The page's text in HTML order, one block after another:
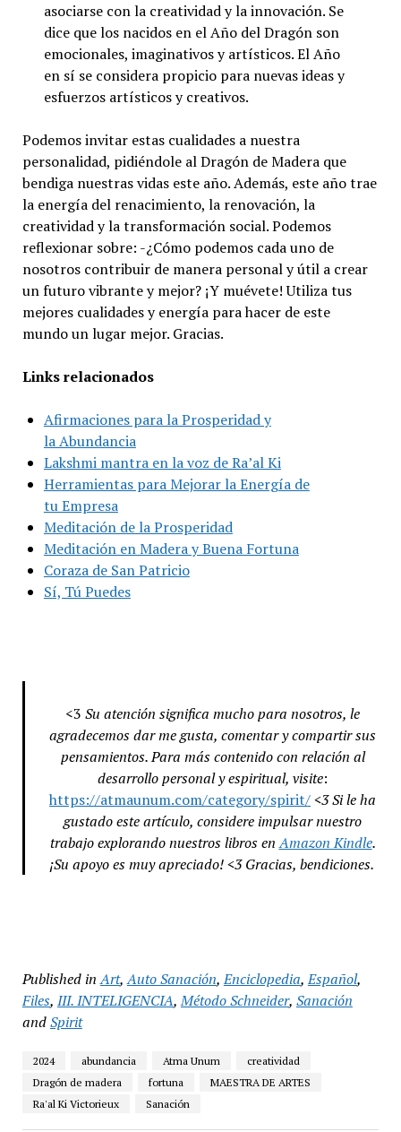
asociarse con la creatividad y la innovación. Se
dice que los nacidos en el Año del Dragón son
emocionales, imaginativos y artísticos. El Año
en sí se considera propicio para nuevas ideas y
esfuerzos artísticos y creativos.
Podemos invitar estas cualidades a nuestra
personalidad, pidiéndole al Dragón de Madera que
bendiga nuestras vidas este año. Además, este año trae
la energía del renacimiento, la renovación, la
creatividad y la transformación social. Podemos
reflexionar sobre: -¿Cómo podemos cada uno de
nosotros contribuir de manera personal y útil a crear
un futuro vibrante y mejor? ¡Y muévete! Utiliza tus
mejores cualidades y energía para hacer de este
mundo un lugar mejor. Gracias.
Links relacionados
Afirmaciones para la Prosperidad y
la Abundancia
Lakshmi mantra en la voz de Ra’al Ki
Herramientas para Mejorar la Energía de
tu Empresa
Meditación de la Prosperidad
Meditación en Madera y Buena Fortuna
Coraza de San Patricio
Sí, Tú Puedes
<3 Su atención significa mucho para nosotros, le
agradecemos dar me gusta, comentar y compartir sus
pensamientos. Para más contenido con relación al
desarrollo personal y espiritual, visite:
https://atmaunum.com/category/spirit/<3 Si le ha
gustado este artículo, considere impulsar nuestro
trabajo explorando nuestros libros enAmazon Kindle.
¡Su apoyo es muy apreciado! <3 Gracias, bendiciones.
Published in Art,Auto Sanación,Enciclopedia,Español,
Files, III. INTELIGENCIA,Método Schneider, Sanación
andSpirit
2024 abundancia Atma Unum
creatividad
Dragón de madera
fortuna
MAESTRA DE ARTES
Ra'al Ki Victorieux
Sanación